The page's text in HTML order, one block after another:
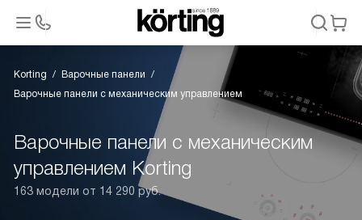
Korting
Варочные панели
Варочные панели с механическим управлением
Варочные панели с механическим
управлением Korting
163 модели от 14 290 руб.